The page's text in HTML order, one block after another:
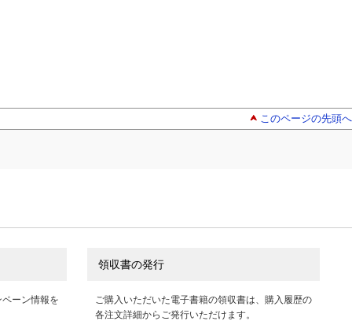
このページの先頭へ
ーン情報を
領収書の発行
ご購入いただいた電子書籍の領収書は、購入履歴の
各注文詳細からご発行いただけます。